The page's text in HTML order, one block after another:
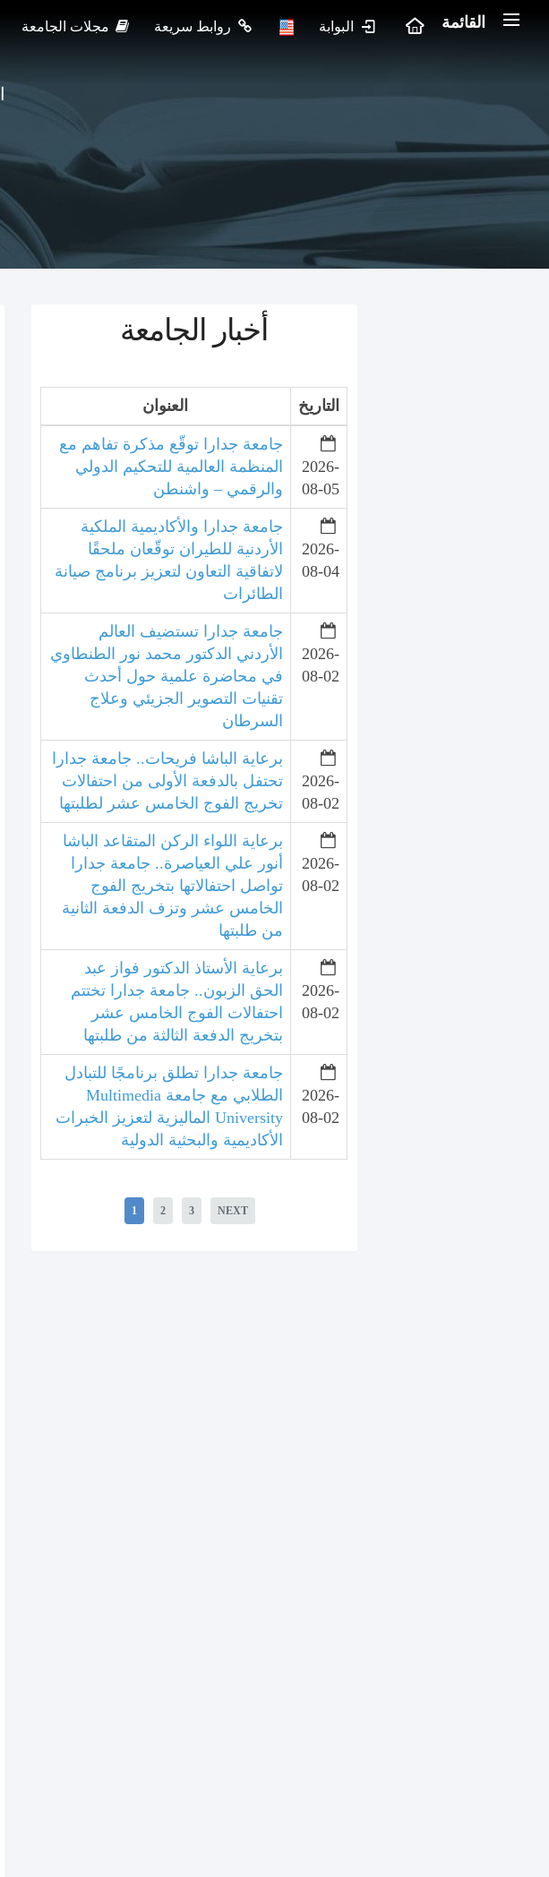
القائمة
أخبار الجامعة
العنوان التاريخ
جامعة جدارا توقّع مذكرة تفاهم مع
المنظمة العالمية للتحكيم الدولي
والرقمي – واشنطن
2026-
08-05
جامعة جدارا والأكاديمية الملكية
الأردنية للطيران توقّعان ملحقًا
لاتفاقية التعاون لتعزيز برنامج صيانة
الطائرات
2026-
08-04
جامعة جدارا تستضيف العالم
الأردني الدكتور محمد نور الطنطاوي
في محاضرة علمية حول أحدث
تقنيات التصوير الجزيئي وعلاج
السرطان
2026-
08-02
برعاية الباشا فريحات.. جامعة جدارا
تحتفل بالدفعة الأولى من احتفالات
تخريج الفوج الخامس عشر لطلبتها
2026-
08-02
برعاية اللواء الركن المتقاعد الباشا
أنور علي العياصرة.. جامعة جدارا
تواصل احتفالاتها بتخريج الفوج
الخامس عشر وتزف الدفعة الثانية
من طلبتها
2026-
08-02
برعاية الأستاذ الدكتور فواز عبد
الحق الزبون.. جامعة جدارا تختتم
احتفالات الفوج الخامس عشر
بتخريج الدفعة الثالثة من طلبتها
2026-
08-02
جامعة جدارا تطلق برنامجًا للتبادل
الطلابي مع جامعة Multimedia
University الماليزية لتعزيز الخبرات
الأكاديمية والبحثية الدولية
2026-
08-02
1 2 3 NEXT